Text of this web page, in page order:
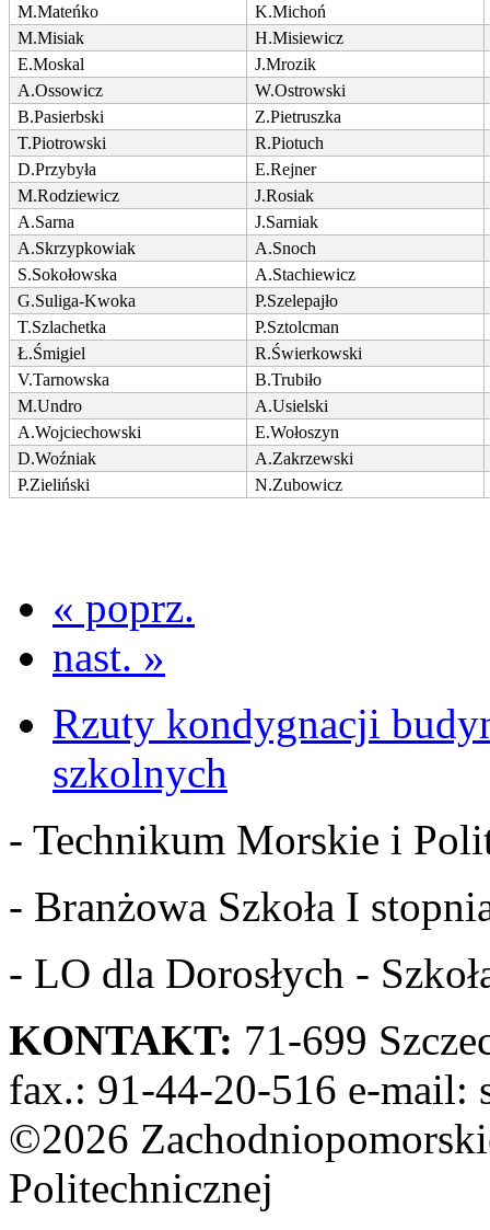
M.Mateńko
K.Michoń
M.Misiak
H.Misiewicz
E.Moskal
J.Mrozik
A.Ossowicz
W.Ostrowski
B.Pasierbski
Z.Pietruszka
T.Piotrowski
R.Piotuch
D.Przybyła
E.Rejner
M.Rodziewicz
J.Rosiak
A.Sarna
J.Sarniak
A.Skrzypkowiak
A.Snoch
S.Sokołowska
A.Stachiewicz
G.Suliga-Kwoka
P.Szelepajło
T.Szlachetka
P.Sztolcman
Ł.Śmigiel
R.Świerkowski
V.Tarnowska
B.Trubiło
M.Undro
A.Usielski
A.Wojciechowski
E.Wołoszyn
D.Woźniak
A.Zakrzewski
P.Zieliński
N.Zubowicz
« poprz.
nast. »
Rzuty kondygnacji
szkolnych
- Technikum Morskie i
- Branżowa Szkoła I
- LO dla Dorosłych -
KONTAKT: 71-699
fax.: 91-44-20-516 e-mail:
©2026
Politechnicznej